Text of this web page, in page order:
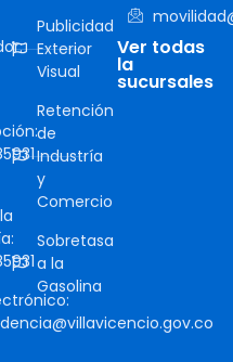
Publicidad
Exterior
Visual
Retención
de
Industría
y
Comercio
Sobretasa
a la
Gasolina
Ver todas
la
sucursales